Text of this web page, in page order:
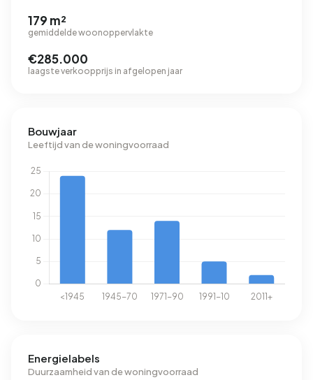
179 m²
gemiddelde woonoppervlakte
€285.000
laagste verkoopprijs in afgelopen jaar
Bouwjaar
Leeftijd van de woningvoorraad
Energielabels
Duurzaamheid van de woningvoorraad